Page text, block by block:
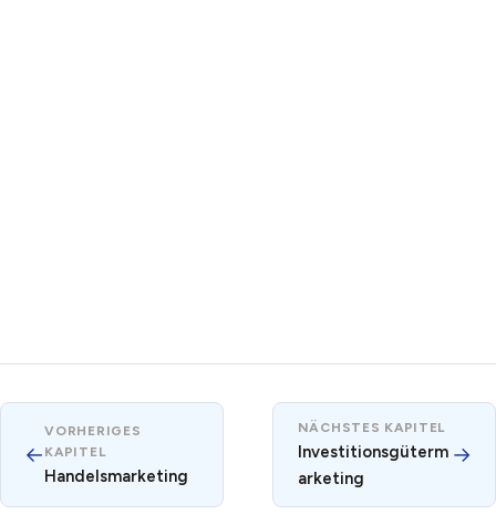
←
VORHERIGES
KAPITEL
Handelsmarketing
NÄCHSTES KAPITEL
Investitionsgüterm
arketing
→